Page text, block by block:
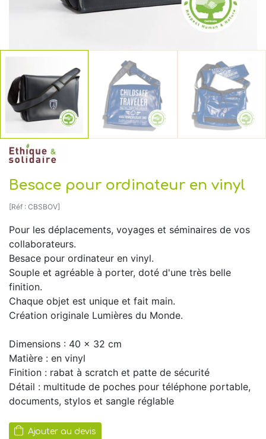
Besace pour ordinateur en vinyl
[Réf : CBSBOV]
Pour les déplacements, voyages et séminaires de vos
collaborateurs.
Besace pour ordinateur en vinyl.
Souple et agréable à porter, doté d'une très belle
finition.
Chaque objet est unique et fait main.
Création originale Lumières du Monde.
Dimensions : 40 x 32 cm
Matière : en vinyl
Finition : rabat à scratch et patte de sécurité
Détail : multitude de poches pour téléphone portable,
documents, stylos et sangle réglable
Ajouter au devis